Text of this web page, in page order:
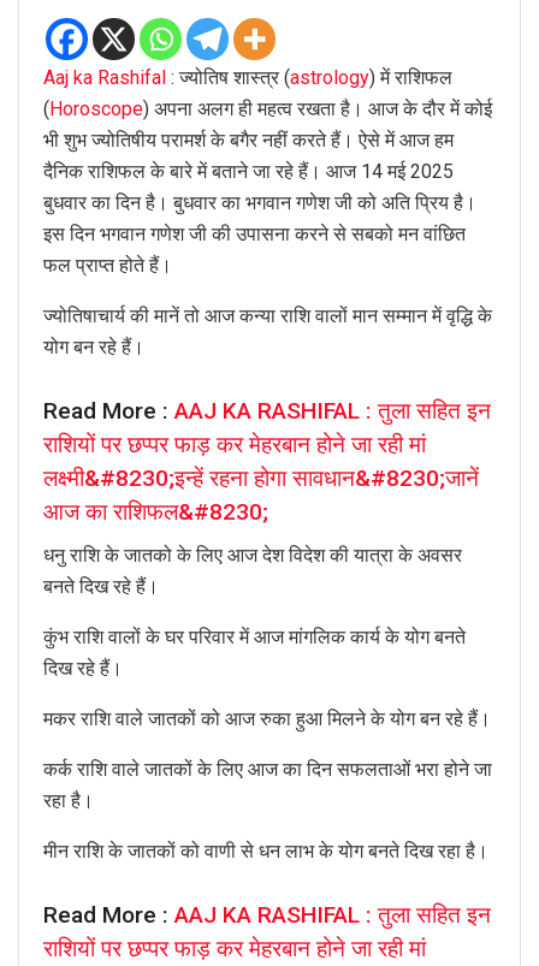
Aaj ka Rashifal : ज्योतिष शास्त्र (astrology) में राशिफल
( Horoscope) अपना अलग ही महत्व रखता है। आज के दौर में कोई
भी शुभ ज्योतिषीय परामर्श के बगैर नहीं करते हैं। ऐसे में आज हम
दैनिक राशिफल के बारे में बताने जा रहे हैं। आज 14 मई 2025
बुधवार का दिन है। बुधवार का भगवान गणेश जी को अति प्रिय है।
इस दिन भगवान गणेश जी की उपासना करने से सबको मन वांछित
फल प्राप्त होते हैं।
ज्योतिषाचार्य की मानें तो आज कन्या राशि वालों मान सम्मान में वृद्धि के
योग बन रहे हैं।
Read More :AAJ KA RASHIFAL : तुला सहित इन
राशियों पर छप्पर फाड़ कर मेहरबान होने जा रही मां
लक्ष्मी&#8230;इन्हें रहना होगा सावधान&#8230;जानें
आज का राशिफल&#8230;
धनु राशि के जातको के लिए आज देश विदेश की यात्रा के अवसर
बनते दिख रहे हैं।
कुंभ राशि वालों के घर परिवार में आज मांगलिक कार्य के योग बनते
दिख रहे हैं।
मकर राशि वाले जातकों को आज रुका हुआ मिलने के योग बन रहे हैं।
कर्क राशि वाले जातकों के लिए आज का दिन सफलताओं भरा होने जा
रहा है।
मीन राशि के जातकों को वाणी से धन लाभ के योग बनते दिख रहा है।
Read More :AAJ KA RASHIFAL : तुला सहित इन
राशियों पर छप्पर फाड़ कर मेहरबान होने जा रही मां